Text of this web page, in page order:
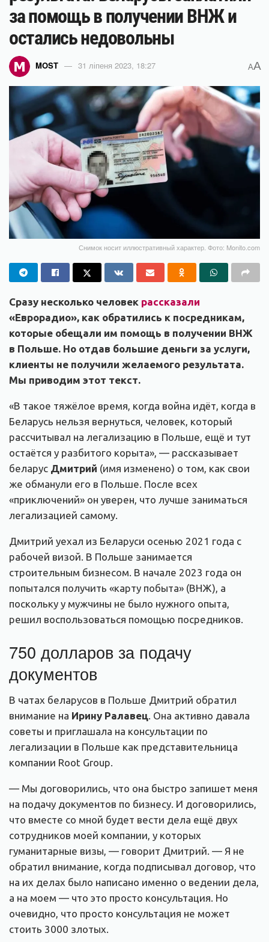
за помощь в получении ВНЖ и
остались недовольны
MOST 31 ліпеня 2023, 18:27 AA
Снимок носит иллюстративный характер. Фото: Monito.com
Сразу несколько человек рассказали
«Еврорадио», как обратились к посредникам,
которые обещали им помощь в получении ВНЖ
в Польше. Но отдав большие деньги за услуги,
клиенты не получили желаемого результата.
Мы приводим этот текст.
«В такое тяжёлое время, когда война идёт, когда в
Беларусь нельзя вернуться, человек, который
рассчитывал на легализацию в Польше, ещё и тут
остаётся у разбитого корыта», — рассказывает
беларус Дмитрий (имя изменено) о том, как свои
же обманули его в Польше. После всех
«приключений» он уверен, что лучше заниматься
легализацией самому.
Дмитрий уехал из Беларуси осенью 2021 года с
рабочей визой. В Польше занимается
строительным бизнесом. В начале 2023 года он
попытался получить «карту побыта» (ВНЖ), а
поскольку у мужчины не было нужного опыта,
решил воспользоваться помощью посредников.
750 долларов за подачу
документов
В чатах беларусов в Польше Дмитрий обратил
внимание на Ирину Ралавец. Она активно давала
советы и приглашала на консультации по
легализации в Польше как представительница
компании Root Group.
— Мы договорились, что она быстро запишет меня
на подачу документов по бизнесу. И договорились,
что вместе со мной будет вести дела ещё двух
сотрудников моей компании, у которых
гуманитарные визы, — говорит Дмитрий. — Я не
обратил внимание, когда подписывал договор, что
на их делах было написано именно о ведении дела,
а на моем — что это просто консультация. Но
очевидно, что просто консультация не может
стоить 3000 злотых.